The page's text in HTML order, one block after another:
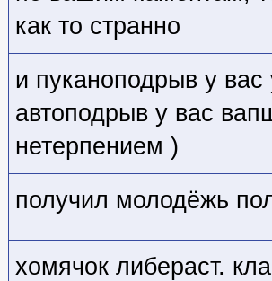
как то странно
и пуканоподрыв у
автоподрыв у вас
нетерпением )
получил молодёжь
хомячок либераст.